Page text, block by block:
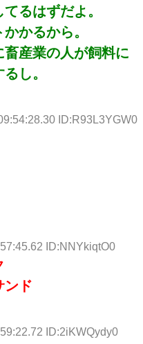
るはずだよ。
かるから。
産業の人が飼料に
し。
ID:R93L3YGW0
ID:NNYkiqtO0
ンド
ID:2iKWQydy0